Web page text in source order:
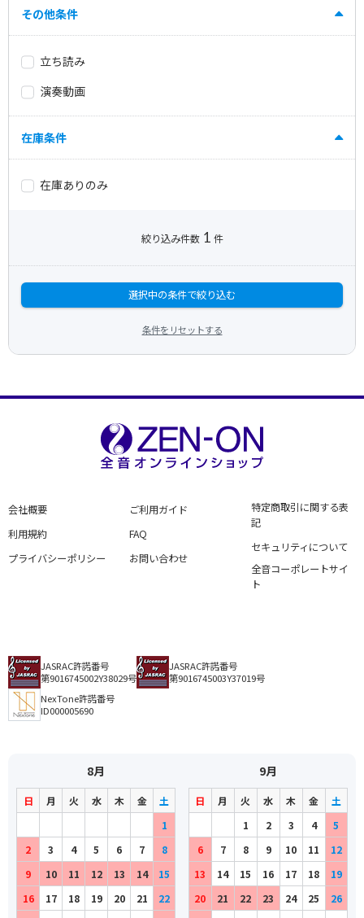
その他条件
立ち読み
演奏動画
在庫条件
在庫ありのみ
絞り込み件数 1 件
選択中の条件で絞り込む
条件をリセットする
会社概要
利用規約
プライバシーポリシー
ご利用ガイド
FAQ
お問い合わせ
特定商取引に関する表
記
セキュリティについて
全音コーポレートサイ
ト
JASRAC許諾番号
第9016745002Y38029号
JASRAC許諾番号
第9016745003Y37019号
NexTone許諾番号
ID000005690
8月
日 月 火 水 木 金
土
1
2
3 4 5 6 7
8
9
10 11 12 13 14
15
16
17 18 19 20 21
22
9月
日 月 火 水 木 金
土
1
2 3 4
5
6
7 8 9 10 11
12
13
14 15 16 17 18
19
20
21 22 23 24 25
26